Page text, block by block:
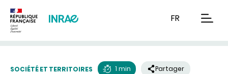
FR
SOCIÉTÉ ET TERRITOIRES
1 min Partager